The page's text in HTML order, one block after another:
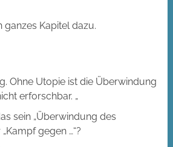
ganzes Kapitel dazu.
Ohne Utopie ist die Überwindung
erforschbar. „
sein „Überwindung des
gegen …“?